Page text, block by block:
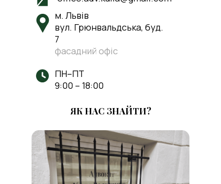
ЯК НАС ЗНАЙТИ?
м. Львів
вул. Грюнвальдська, буд.
7
фасадний офіс
ПН–ПТ
9:00 – 18:00